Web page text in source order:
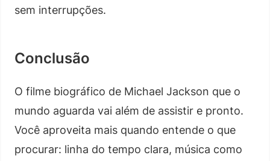
sem interrupções.
Conclusão
O filme biográfico de Michael Jackson que o
mundo aguarda vai além de assistir e pronto.
Você aproveita mais quando entende o que
procurar: linha do tempo clara, música como